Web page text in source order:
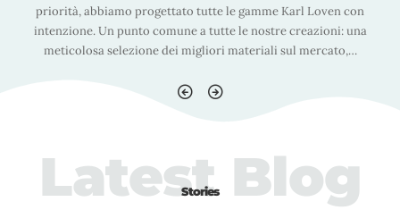
priorità, abbiamo progettato tutte le gamme Karl Loven con
intenzione. Un punto comune a tutte le nostre creazioni: una
meticolosa selezione dei migliori materiali sul mercato,…
Stories
Latest Blog